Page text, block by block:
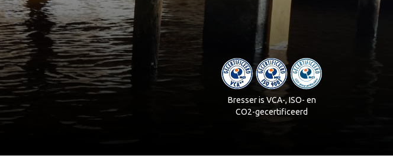
Bresser is VCA-, ISO- en
CO2-gecertificeerd